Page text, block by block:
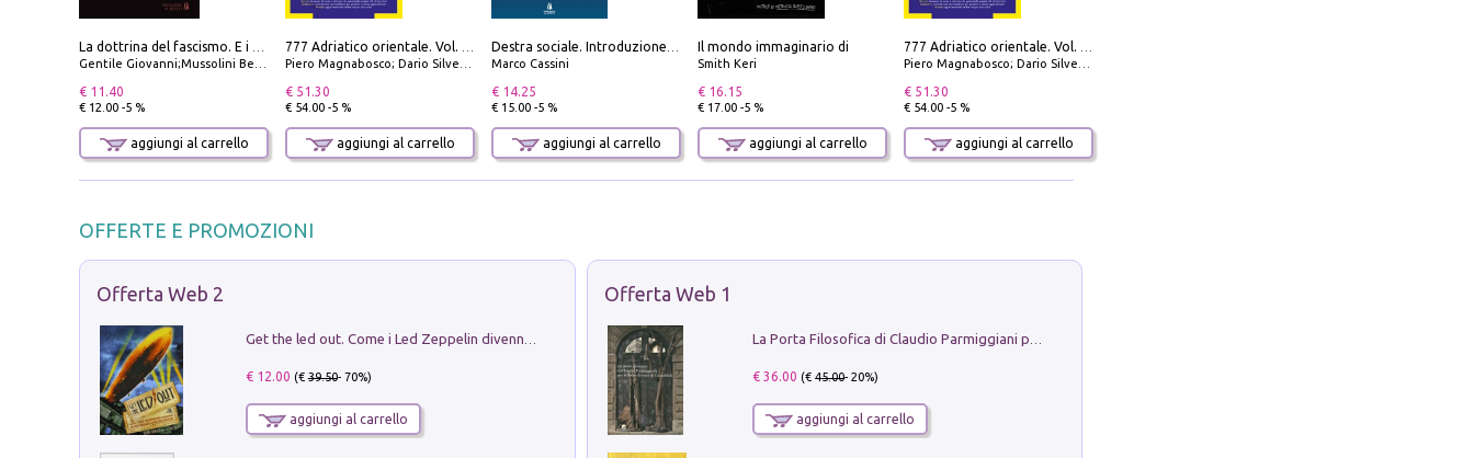
La dottrina del fascismo. E i documenti ufficiali dal 1919 al 1945
Gentile Giovanni;Mussolini Benito
€ 11.40
€ 12.00 -5 %
aggiungi al carrello
777 Adriatico orientale. Vol. 1: Istria, Costa della Dalmazia da Smrika a Zara, Isole del Quarnaro, Pag, Arcipelaghi di Zara, Sibenico e Incoronate
Piero Magnabosco; Dario Silvestro; Marco Sbrizzi
€ 51.30
€ 54.00 -5 %
aggiungi al carrello
Destra sociale. Introduzione alla «terza via», tra identità, comunità e alternativa al sistema
Marco Cassini
€ 14.25
€ 15.00 -5 %
aggiungi al carrello
Il mondo immaginario di
Smith Keri
€ 16.15
€ 17.00 -5 %
aggiungi al carrello
777 Adriatico orientale. Vol. 2: Costa della Dalmazia da Zara a Molunat, Isole della Dalmazia Meridionale e Montenegro
Piero Magnabosco; Dario Silvestro; Marco Sbrizzi
€ 51.30
€ 54.00 -5 %
aggiungi al carrello
OFFERTE E PROMOZIONI
Offerta Web 2
€ 12.00 (€39.50- 70%)
aggiungi al carrello
Offerta Web 1
€ 36.00 (€45.00- 20%)
aggiungi al carrello